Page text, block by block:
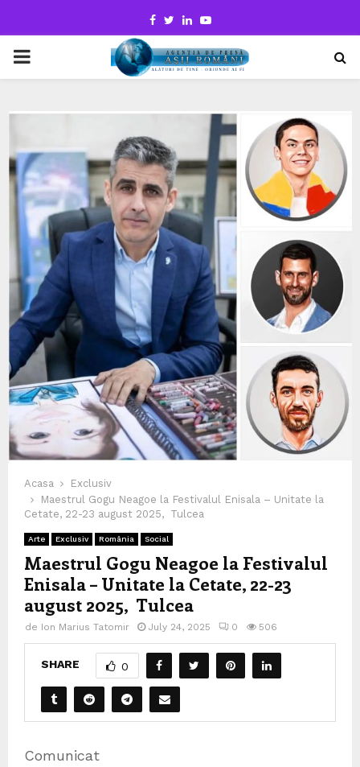
Facebook
TwitterLinkedinYoutube
PRIMARY
Acasa
Exclusiv
Maestrul Gogu Neagoe la Festivalul Enisala – Unitate la
Cetate, 22-23 august 2025, Tulcea
Arte Exclusiv România Social
Maestrul Gogu Neagoe la Festivalul
Enisala – Unitate la Cetate, 22-23
august 2025, Tulcea
de Ion Marius Tatomir July 24, 2025 0 506
SHARE 0
Comunicat